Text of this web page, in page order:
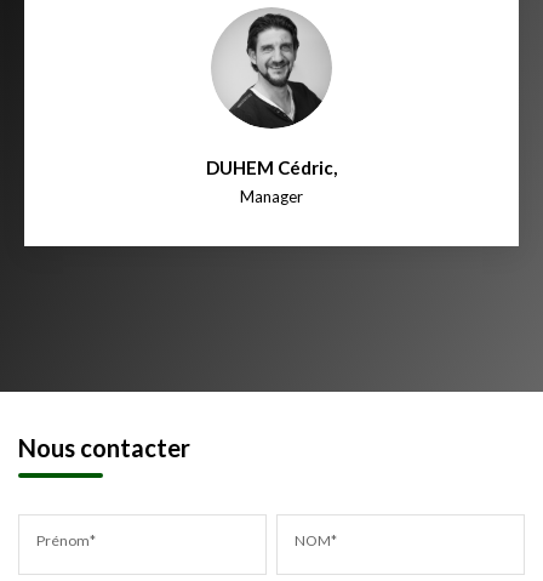
DUHEM Cédric,
Manager
Nous contacter
Prénom* NOM*